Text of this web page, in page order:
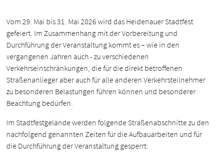
Vom 29. Mai bis 31. Mai 2026 wird das Heidenauer Stadtfest
gefeiert. Im Zusammenhang mit der Vorbereitung und
Durchführung der Veranstaltung kommt es – wie in den
vergangenen Jahren auch - zu verschiedenen
Verkehrseinschränkungen, die für die direkt betroffenen
Straßenanlieger aber auch für alle anderen Verkehrsteilnehmer
zu besonderen Belastungen führen können und besonderer
Beachtung bedürfen.
Im Stadtfestgelände werden folgende Straßenabschnitte zu den
nachfolgend genannten Zeiten für die Aufbauarbeiten und für
die Durchführung der Veranstaltung gesperrt: